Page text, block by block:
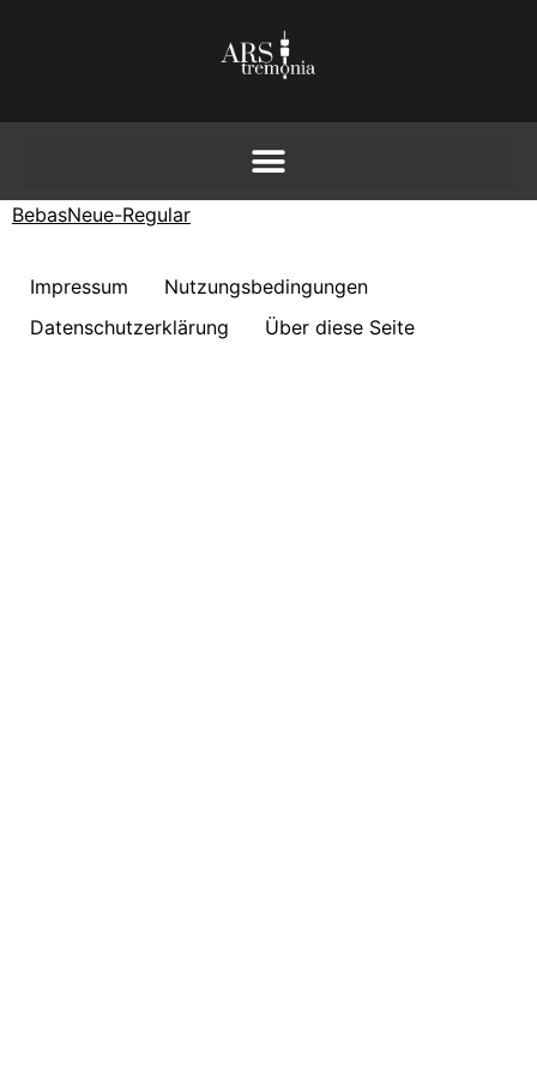
BebasNeue-Regular
Impressum
Nutzungsbedingungen
Datenschutzerklärung
Über diese Seite